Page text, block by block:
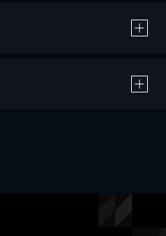
ード決済による作品の購入 / レンタルです。